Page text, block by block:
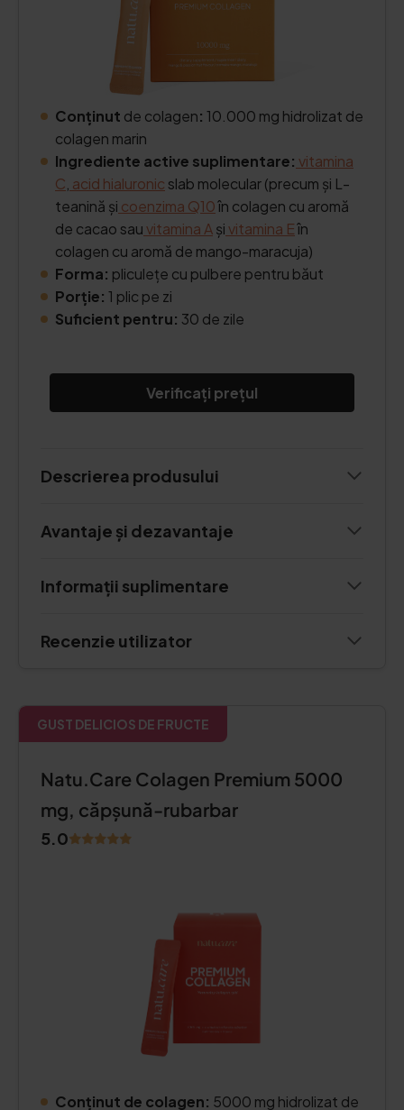
Conținut de colagen: 10.000 mg hidrolizat de
colagen marin
Ingrediente active suplimentare: vitamina
C acid hialuronic slab molecular (precum și L-
teanină și coenzima Q10în colagen cu aromă
de cacao sauvitamina Așivitamina Eîn
colagen cu aromă de mango-maracuja)
Forma: pliculețe cu pulbere pentru băut
Porție: 1 plic pe zi
Suficient pentru: 30 de zile
Verificați prețul
Descrierea produsului
Avantaje și dezavantaje
Informații suplimentare
Recenzie utilizator
GUST DELICIOS DE FRUCTE
Natu.Care Colagen Premium 5000
mg, căpșună-rubarbar
5.0
Conținut de colagen: 5000 mg hidrolizat de